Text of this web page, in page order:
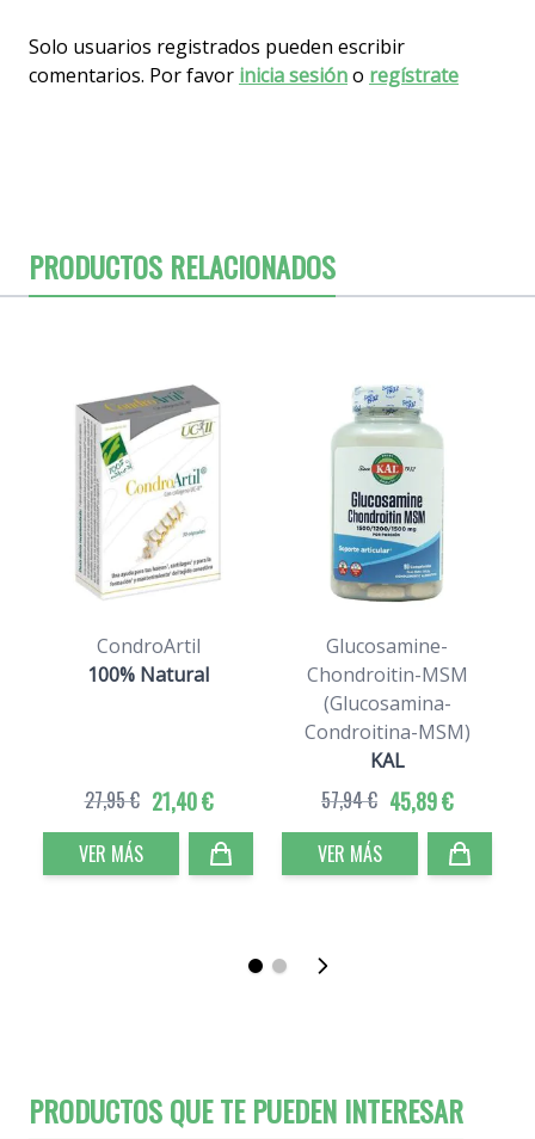
Solo usuarios registrados pueden escribir
comentarios. Por favor inicia sesióno regístrate
PRODUCTOS RELACIONADOS
CondroArtil
100% Natural
21,40 €
27,95 €
VER MÁS
Glucosamine-
Chondroitin-MSM
(Glucosamina-
Condroitina-MSM)
KAL
45,89 €
57,94 €
VER MÁS
PRODUCTOS QUE TE PUEDEN INTERESAR